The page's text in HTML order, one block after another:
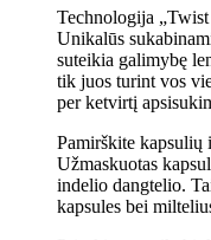
Technologija
Unikalūs
suteikia galimybę
tik juos turint vos
per ketvirtį
Pamirškite kapsulių
Užmaskuotas
indelio dangtelio.
kapsules bei